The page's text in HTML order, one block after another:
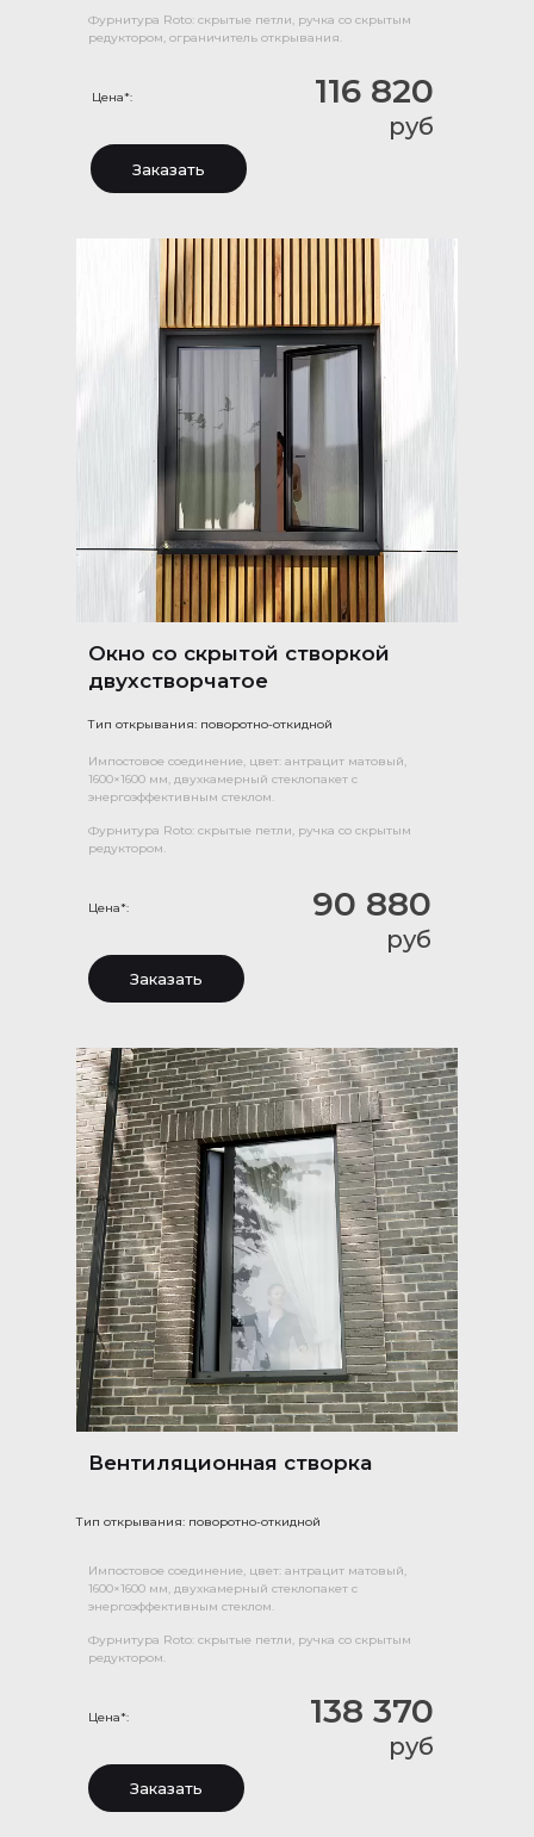
Окно со скрытой створкой
двухстворчатое
Тип открывания: поворотно-откидной
Цена*:
Импостовое соединение, цвет: антрацит матовый,
1600×1600 мм, двухкамерный стеклопакет с
энергоэффективным стеклом.
Фурнитура Roto: скрытые петли, ручка со скрытым
редуктором.
Заказать
90 880
руб
руб
Цена*: 116 820
Фурнитура Roto: скрытые петли, ручка со скрытым
редуктором, ограничитель открывания.
Заказать
Тип открывания: поворотно-откидной
Вентиляционная створка
Импостовое соединение, цвет: антрацит матовый,
1600×1600 мм, двухкамерный стеклопакет с
энергоэффективным стеклом.
Фурнитура Roto: скрытые петли, ручка со скрытым
редуктором.
руб
138 370
Цена*:
Заказать